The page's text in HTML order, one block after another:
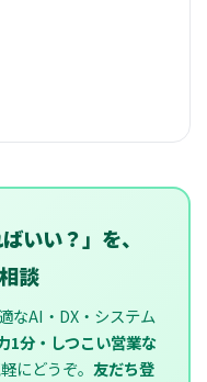
いい？」を、
談
なAI・DX・システム
1分・しつこい営業な
にどうぞ。 友だち登